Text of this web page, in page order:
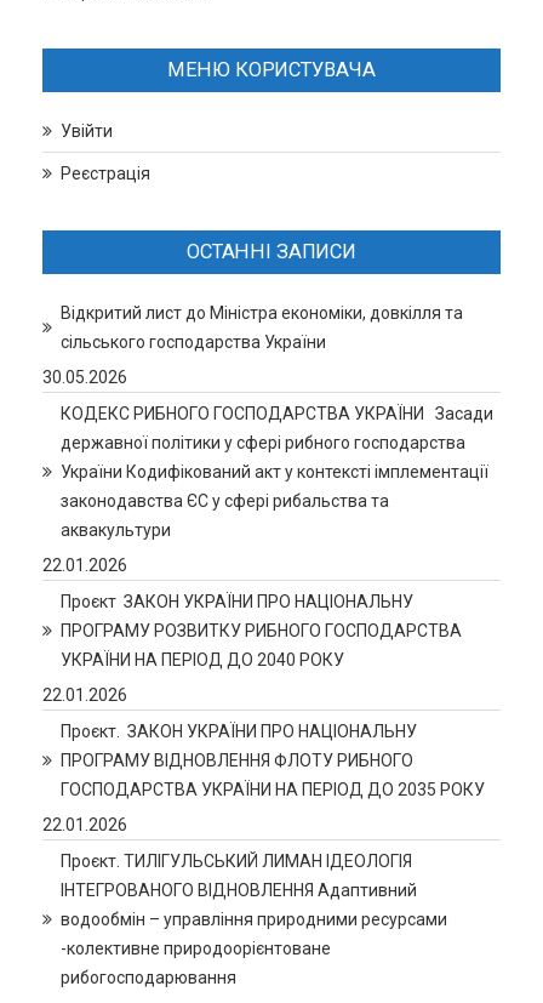
МЕНЮ КОРИСТУВАЧА
Увійти
Реєстрація
ОСТАННІ ЗАПИСИ
Відкритий лист до Міністра економіки, довкілля та
сільського господарства України
30.05.2026
КОДЕКС РИБНОГО ГОСПОДАРСТВА УКРАЇНИ Засади
державної політики у сфері рибного господарства
України Кодифікований акт у контексті імплементації
законодавства ЄС у сфері рибальства та
аквакультури
22.01.2026
Проєкт ЗАКОН УКРАЇНИ ПРО НАЦІОНАЛЬНУ
ПРОГРАМУ РОЗВИТКУ РИБНОГО ГОСПОДАРСТВА
УКРАЇНИ НА ПЕРІОД ДО 2040 РОКУ
22.01.2026
Проєкт. ЗАКОН УКРАЇНИ ПРО НАЦІОНАЛЬНУ
ПРОГРАМУ ВІДНОВЛЕННЯ ФЛОТУ РИБНОГО
ГОСПОДАРСТВА УКРАЇНИ НА ПЕРІОД ДО 2035 РОКУ
22.01.2026
Проєкт. ТИЛІГУЛЬСЬКИЙ ЛИМАН ІДЕОЛОГІЯ
ІНТЕГРОВАНОГО ВІДНОВЛЕННЯ Адаптивний
водообмін – управління природними ресурсами
-колективне природоорієнтоване
рибогосподарювання